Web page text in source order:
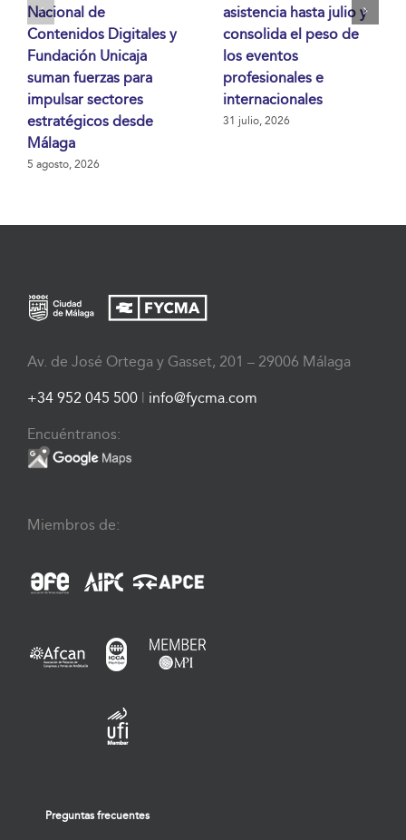
Nacional de
Contenidos Digitales y
Fundación Unicaja
suman fuerzas para
impulsar sectores
estratégicos desde
Málaga
5 agosto, 2026
asistencia hasta julio y
consolida el peso de
los eventos
profesionales e
internacionales
31 julio, 2026
Av. de José Ortega y Gasset, 201 – 29006 Málaga
+34 952 045 500 | info@fycma.com
Encuéntranos:
Miembros de:
Preguntas frecuentes